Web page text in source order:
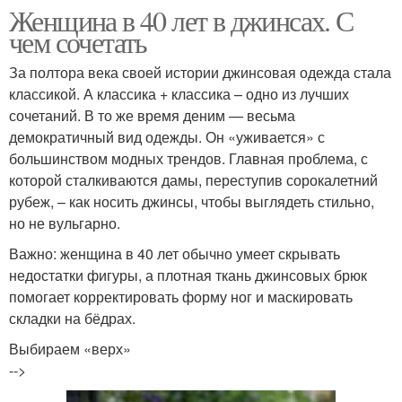
Женщина в 40 лет в джинсах. С
чем сочетать
За полтора века своей истории джинсовая одежда стала
классикой. А классика + классика – одно из лучших
сочетаний. В то же время деним — весьма
демократичный вид одежды. Он «уживается» с
большинством модных трендов. Главная проблема, с
которой сталкиваются дамы, переступив сорокалетний
рубеж, – как носить джинсы, чтобы выглядеть стильно,
но не вульгарно.
Важно: женщина в 40 лет обычно умеет скрывать
недостатки фигуры, а плотная ткань джинсовых брюк
помогает корректировать форму ног и маскировать
складки на бёдрах.
Выбираем «верх»
-->